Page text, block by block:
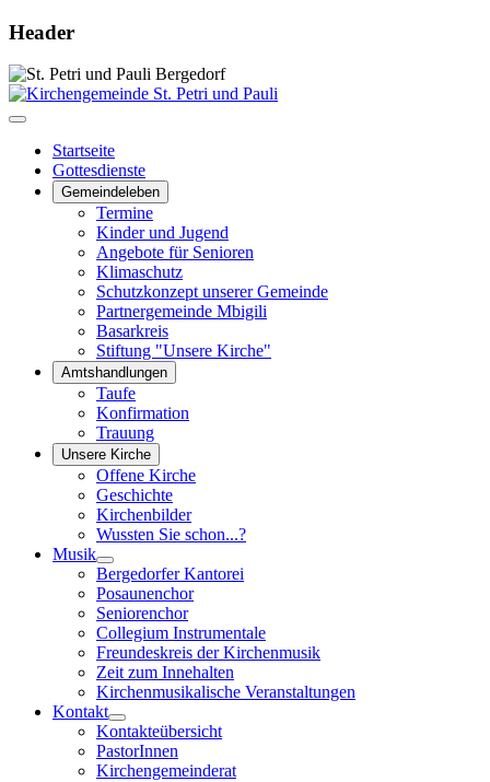
Header
Startseite
Gottesdienste
Gemeindeleben
Termine
Kinder und Jugend
Angebote für Senioren
Klimaschutz
Schutzkonzept unserer Gemeinde
Partnergemeinde Mbigili
Basarkreis
Stiftung "Unsere Kirche"
Amtshandlungen
Taufe
Konfirmation
Trauung
Unsere Kirche
Offene Kirche
Geschichte
Kirchenbilder
Wussten Sie schon...?
Musik
Bergedorfer Kantorei
Posaunenchor
Seniorenchor
Collegium Instrumentale
Freundeskreis der Kirchenmusik
Zeit zum Innehalten
Kirchenmusikalische Veranstaltungen
Kontakt
Kontakteübersicht
PastorInnen
Kirchengemeinderat